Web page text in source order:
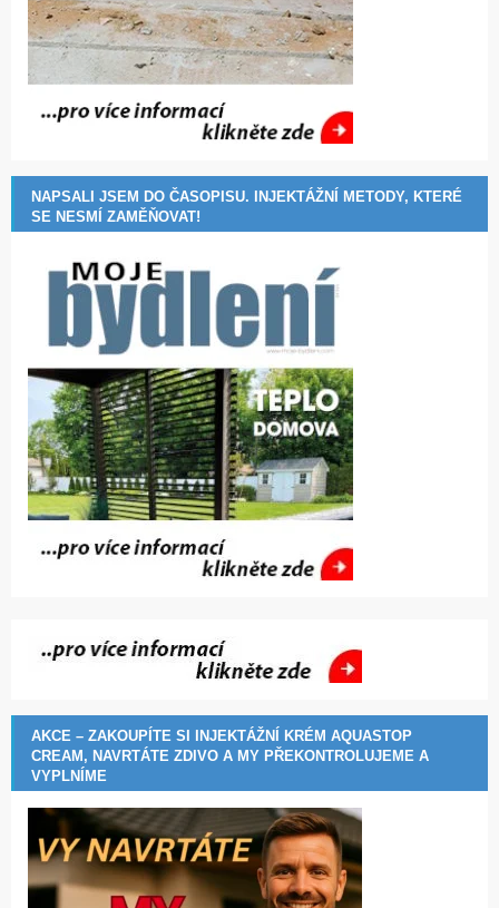
NAPSALI JSEM DO ČASOPISU. INJEKTÁŽNÍ METODY, KTERÉ
SE NESMÍ ZAMĚŇOVAT!
AKCE – ZAKOUPÍTE SI INJEKTÁŽNÍ KRÉM AQUASTOP
CREAM, NAVRTÁTE ZDIVO A MY PŘEKONTROLUJEME A
VYPLNÍME